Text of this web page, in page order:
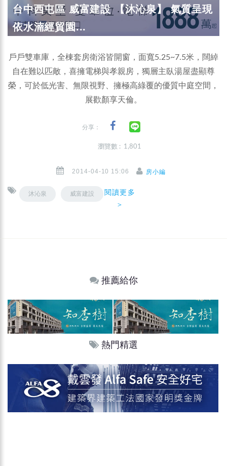
台中西屯區 威富建設 【沐沁泉】 氣質呈現
依水湳經貿園...
戶戶雙車庫，全棟套房衛浴皆開窗，面寬5.25~7.5米，闊綽
自在難以匹敵，喜擁電梯與孝親房，獨層主臥湯屋盡顯尊
榮，可於低光害、無限視野、擁極高綠覆的優質中庭空間，
展歡顏享天倫。
分享：
瀏覽數 : 1,801
2014-04-10 15:06 房小編
沐沁泉 威富建設
閱讀更多
＞
推薦給你
熱門精選